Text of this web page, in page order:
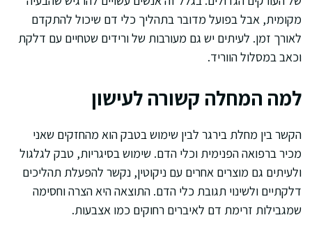
מקומית, אבל בפועל מדובר בתהליך כלי דם שיכול להתקדם
לאורך זמן. לעיתים יש גם מעורבות של ורידים שטחיים עם דלקת
וכאב במסלול הווריד.
למה המחלה קשורה לעישון
הקשר בין מחלת בירגר לבין שימוש בטבק הוא מהחזקים שאני
מכיר ברפואה הפנימית וכלי הדם. שימוש בסיגריות, טבק לגלגול
ולעיתים גם מוצרים אחרים עם ניקוטין, נקשר להפעלת תהליכים
דלקתיים ולשינוי תגובת כלי הדם. התוצאה היא הצרה וחסימה
שמגבילות זרימת דם לאיברים רחוקים כמו אצבעות.